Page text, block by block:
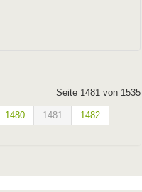
Seite 1481 von 1535
1480 1481
1482